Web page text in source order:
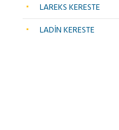
LAREKS KERESTE
LADİN KERESTE